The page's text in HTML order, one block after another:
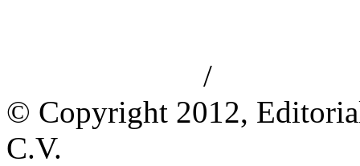
/
© Copyright 2012,
C.V.